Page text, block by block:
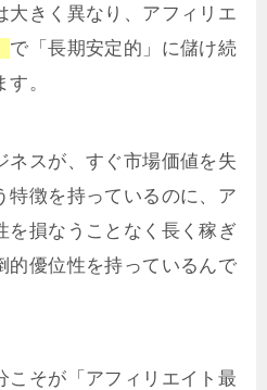
大きく異なり、アフィリエ
で「長期安定的」に儲け続
。
ネスが、すぐ市場価値を失
特徴を持っているのに、ア
を損なうことなく長く稼ぎ
的優位性を持っているんで
こそが「アフィリエイト最